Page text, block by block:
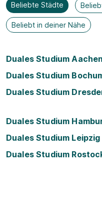
Beliebte Städte
Beliebt in deiner Nähe
Duales Studium Aachen
Duales Studium
Duales Studium
Duales Studium
Duales Studium Leipzig
Duales Studium